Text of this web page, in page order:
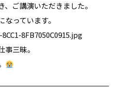
ご講演いただきました。
っています。
三昧。